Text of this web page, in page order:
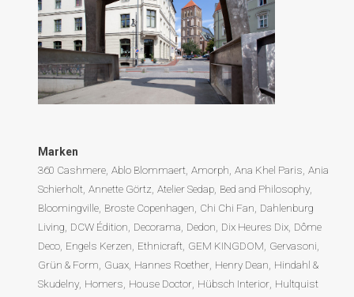
Marken
360 Cashmere Ablo Blommaert Amorph Ana Khel Paris Ania
Schierholt Annette Görtz Atelier Sedap Bed and Philosophy
Bloomingville Broste Copenhagen Chi Chi Fan Dahlenburg
Living DCW Édition Decorama Dedon Dix Heures Dix Dôme
Deco Engels Kerzen Ethnicraft GEM KINGDOM Gervasoni
Grün & Form Guax Hannes Roether Henry Dean Hindahl &
Skudelny Homers House Doctor Hübsch Interior Hultquist